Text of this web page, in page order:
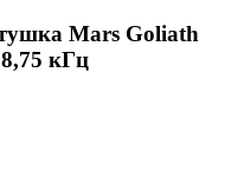
Mars Goliath
кГц